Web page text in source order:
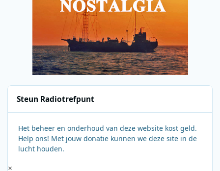
Steun Radiotrefpunt
Het beheer en onderhoud van deze website kost geld.
Help ons! Met jouw donatie kunnen we deze site in de
lucht houden.